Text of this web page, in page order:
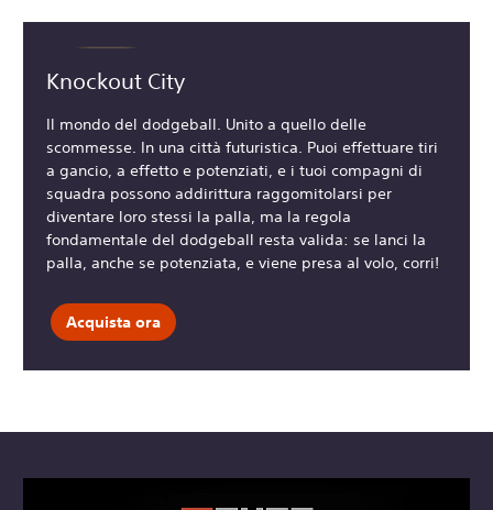
Knockout City
Il mondo del dodgeball. Unito a quello delle
scommesse. In una città futuristica. Puoi effettuare tiri
a gancio, a effetto e potenziati, e i tuoi compagni di
squadra possono addirittura raggomitolarsi per
diventare loro stessi la palla, ma la regola
fondamentale del dodgeball resta valida: se lanci la
palla, anche se potenziata, e viene presa al volo, corri!
Acquista ora